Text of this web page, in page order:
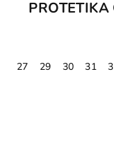
27 29 30 31